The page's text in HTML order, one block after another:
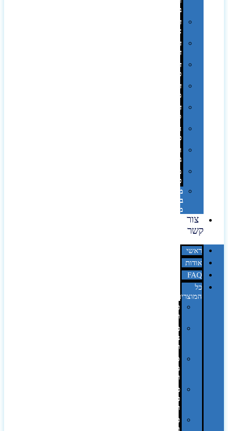
בדפוס
דפוס
אופסט
דפוס
דיגיטלי
דפוס
טמפון
דפוס
משי
דפוס
סובלימציה
הדפס
פרוצס
חריטה
בלייזר
מהו
פנטון?
מיתוג
באמצעות
מדבקות
צור
קשר
ראשי
אודות
FAQ
כל
המוצרים
טכנולוגיה
וגאדג'טים
פנאי,
נופש
ונסיעות
סביבת
משרד
ופרימיום
כלים,
פנסים
ורכב
טקסטיל
וחורף